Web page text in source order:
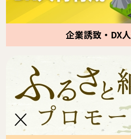
企業誘致・DX